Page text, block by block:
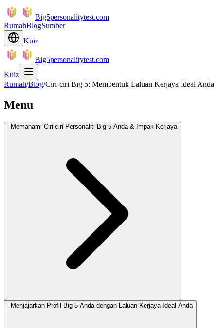
Big5personalitytest.com
RumahBlogSumber
Kuiz
Big5personalitytest.com
Kuiz
Rumah/Blog/Ciri-ciri Big 5: Membentuk Laluan Kerjaya Ideal Anda
Menu
Memahami Ciri-ciri Personaliti Big 5 Anda & Impak Kerjaya
Menjajarkan Profil Big 5 Anda dengan Laluan Kerjaya Ideal Anda